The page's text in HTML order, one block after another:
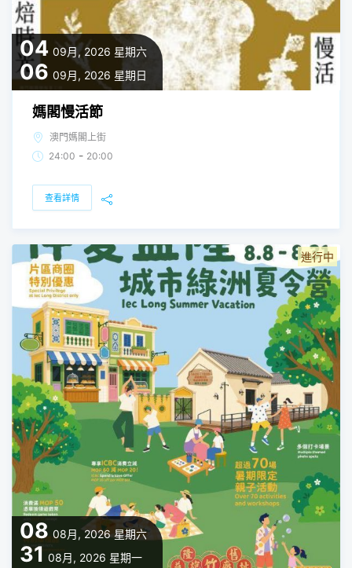
04 09月, 2026 星期六
06 09月, 2026 星期日
媽閣慢活節
澳門媽閣上街
24:00 - 20:00
查看詳情
08 08月, 2026 星期六
31 08月, 2026 星期一
進行中